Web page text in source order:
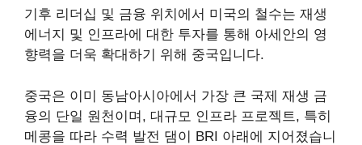
기후 리더십 및 금융 위치에서 미국의 철수는 재생
에너지 및 인프라에 대한 투자를 통해 아세안의 영
향력을 더욱 확대하기 위해 중국입니다.
중국은 이미 동남아시아에서 가장 큰 국제 재생 금
융의 단일 원천이며, 대규모 인프라 프로젝트, 특히
메콩을 따라 수력 발전 댐이 BRI 아래에 지어졌습니